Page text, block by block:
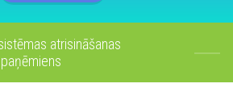
atrisināšanas